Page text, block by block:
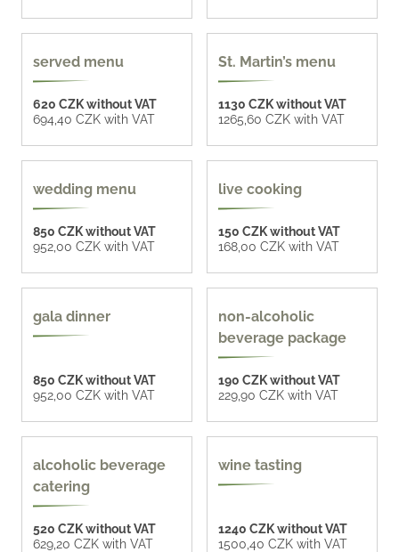
served menu
620 CZK without VAT
694,40 CZK with VAT
St. Martin’s menu
1130 CZK without VAT
1265,60 CZK with VAT
4 options
wedding menu
850 CZK without VAT
952,00 CZK with VAT
8 options
live cooking
150 CZK without VAT
168,00 CZK with VAT
4 options
gala dinner
850 CZK without VAT
952,00 CZK with VAT
more options
non-alcoholic
beverage package
190 CZK without VAT
229,90 CZK with VAT
more options
alcoholic beverage
catering
520 CZK without VAT
629,20 CZK with VAT
more options
wine tasting
1240 CZK without VAT
1500,40 CZK with VAT